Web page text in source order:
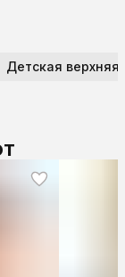
Детская